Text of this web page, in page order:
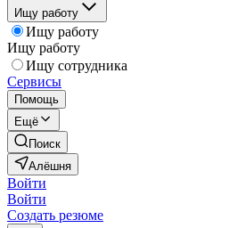
Ищу работу
Ищу работу
Ищу работу
Ищу сотрудника
Сервисы
Помощь
Ещё
Поиск
Алёшня
Войти
Войти
Создать резюме